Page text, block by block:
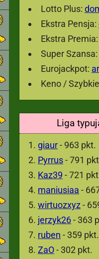
Lotto Plus:
Ekstra Pensja:
Ekstra Premia:
Super Szansa:
Eurojackpot:
Keno /
Liga
giaur- 963 pkt.
Pyrrus- 791
Kaz39 - 721
maniusiaa -
wirtuozxyz -
jerzyk26- 363
ruben - 359 pkt.
ZaO- 302 pkt.